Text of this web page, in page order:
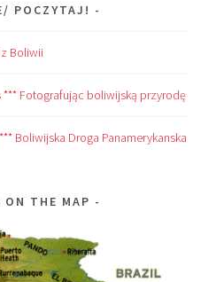
POCZYTAJ!
Boliwii
*** Fotografując boliwijską przyrodę
Boliwijska Droga Panamerykanska
THE MAP